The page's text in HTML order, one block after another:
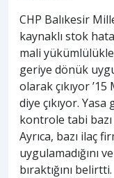
CHP Balıkesir
kaynaklı stok
mali
geriye dönük
olarak çıkıyor
diye çıkıyor. Yasa
kontrole tabi
Ayrıca, bazı ilaç
uygulamadığını
bıraktığını belirtti.